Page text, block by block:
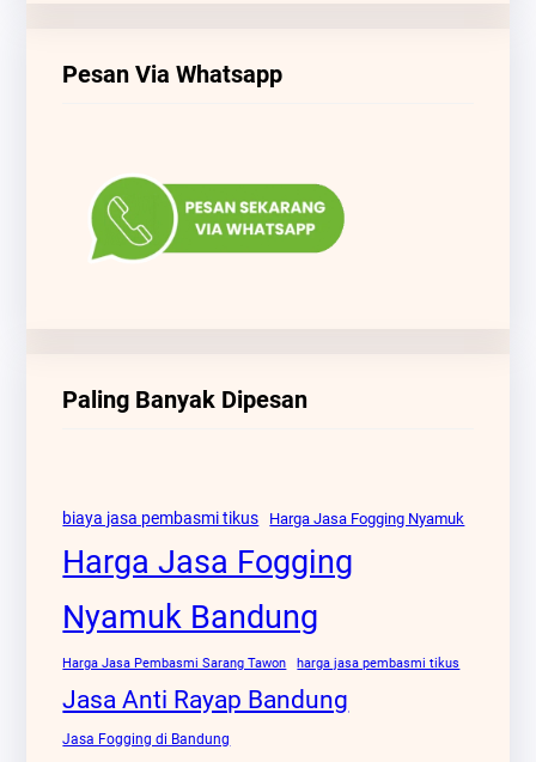
Pesan Via Whatsapp
Paling Banyak Dipesan
biaya jasa pembasmi tikus Harga Jasa Fogging Nyamuk
Harga Jasa Fogging
Nyamuk Bandung
Harga Jasa Pembasmi Sarang Tawon harga jasa pembasmi tikus
Jasa Anti Rayap Bandung
Jasa Fogging di Bandung